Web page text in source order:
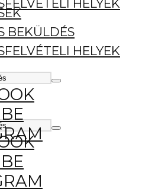
HELYEK
BEKÜLDÉS
HELYEK